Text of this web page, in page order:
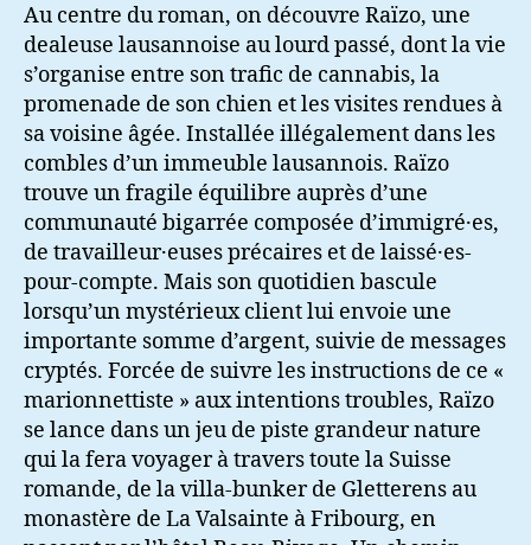
Au centre du roman, on découvre Raïzo, une
dealeuse lausannoise au lourd passé, dont la vie
s’organise entre son trafic de cannabis, la
promenade de son chien et les visites rendues à
sa voisine âgée. Installée illégalement dans les
combles d’un immeuble lausannois. Raïzo
trouve un fragile équilibre auprès d’une
communauté bigarrée composée d’immigré·es,
de travailleur·euses précaires et de laissé·es-
pour-compte. Mais son quotidien bascule
lorsqu’un mystérieux client lui envoie une
importante somme d’argent, suivie de messages
cryptés. Forcée de suivre les instructions de ce «
marionnettiste » aux intentions troubles, Raïzo
se lance dans un jeu de piste grandeur nature
qui la fera voyager à travers toute la Suisse
romande, de la villa-bunker de Gletterens au
monastère de La Valsainte à Fribourg, en